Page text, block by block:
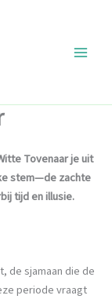
Tovenaar je uit
stem—de zachte
tijd en illusie.
de sjamaan die de
periode vraagt